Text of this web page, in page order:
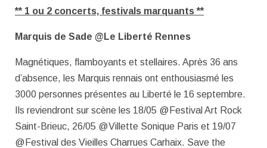
** 1 ou 2 concerts, festivals marquants **
Marquis de Sade @Le Liberté Rennes
Magnétiques, flamboyants et stellaires. Après 36 ans
d’absence, les Marquis rennais ont enthousiasmé les
3000 personnes présentes au Liberté le 16 septembre.
Ils reviendront sur scène les 18/05 @Festival Art Rock
Saint-Brieuc, 26/05 @Villette Sonique Paris et 19/07
@Festival des Vieilles Charrues Carhaix. Save the